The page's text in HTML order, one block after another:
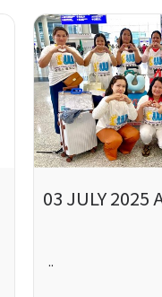
03 JULY 2025
..